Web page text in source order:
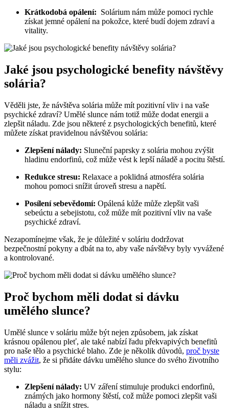
Krátkodobá​ opálení: ⁤ Solárium ​nám může⁢ pomoci‍ rychle⁣
získat jemné opálení na pokožce, které budí ⁢dojem zdraví a​
vitality.
Jaké jsou psychologické benefity návštěvy
solária?
Věděli jste, že návštěva solária může mít pozitivní⁢ vliv i na vaše
psychické ‌zdraví? Umělé ⁤slunce nám totiž může dodat energii a
zlepšit náladu. Zde jsou některé z⁤ psychologických ⁣benefitů, které‌
můžete získat pravidelnou⁢ návštěvou solária:
Zlepšení ‍nálady: Sluneční paprsky z solária mohou zvýšit
hladinu endorfinů, ‍což může ⁢vést k lepší⁢ náladě a pocitu štěstí.
Redukce stresu: Relaxace‍ a poklidná atmosféra ⁢solária
mohou pomoci snížit úroveň stresu a napětí.
Posílení sebevědomí: Opálená kůže může zlepšit vaši
sebeúctu a sebejistotu, což může mít pozitivní vliv‍ na vaše
psychické zdraví.
Nezapomínejme ​však, že‍ je důležité v soláriu dodržovat⁢
bezpečnostní pokyny a dbát na ‍to, aby vaše návštěvy byly vyvážené
a kontrolované.
Proč bychom⁤ měli ‍dodat ​si dávku
‍umělého slunce?
Umělé slunce v soláriu může být nejen způsobem, jak získat
krásnou⁤ opálenou pleť, ale ⁢také nabízí⁤ řadu překvapivých benefitů
pro⁣ naše tělo a psychické ⁤blaho. ⁣Zde je několik důvodů, ‍ proč byste
měli zvážit, že si přidáte dávku umělého ‍slunce​ do svého životního
stylu:
Zlepšení nálady: UV záření stimuluje produkci⁤ endorfinů,‌
známých‍ jako hormony štěstí, což může pomoci ‍zlepšit vaši
‌náladu a snížit stres.